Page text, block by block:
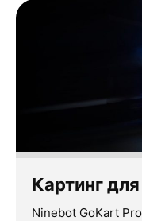
Картинг
Ninebot GoKart